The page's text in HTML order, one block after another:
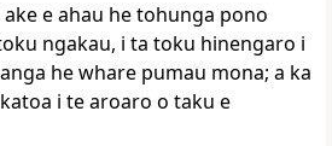
e ahau he tohunga pono
ngakau, i ta toku hinengaro i
he whare pumau mona; a ka
i te aroaro o taku e